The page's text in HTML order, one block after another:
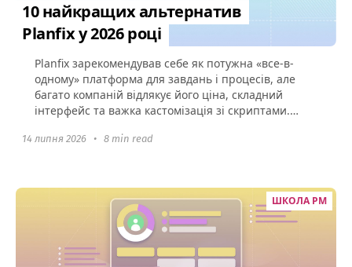
10 найкращих альтернатив
Planfix у 2026 році
Planfix зарекомендував себе як потужна «все-в-
одному» платформа для завдань і процесів, але
багато компаній відлякує його ціна, складний
інтерфейс та важка кастомізація зі скриптами.
14 липня 2026 • 8 min read
ШКОЛА PM